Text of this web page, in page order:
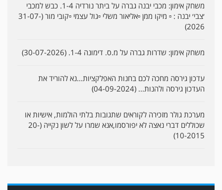
משחק אימון: מכבי יבנה גברה על ביתר נורדיה 1-4. כבש למכבי
׳צבי׳ יבנה : ▫️ מיקו ממן ▫️אליאור משלי ▫️גול עצמי ▫️קובי מור (31-07-
2026)
משחק אימון: שדרות גברה על מ.ס. דימונה 1-4. (30-07-2026)
עדכון גירסה מחכה לכם בחנות האפלקציות...נא להוריד את
העדכון גירסה ולהנות... (04-09-2024)
מערכת גולר מזכירה לקוראים שתגובות בלתי הולמות, אישיות או
שכוללים דברי נאצה לא יפורסמו,אנא שמרו על לשון נקייה (20-
10-2015)
במשחק אימון שהתקיים הבוקר יום ה' ניצחה קרית מלאכי את עירוני אשדוד 5-0.